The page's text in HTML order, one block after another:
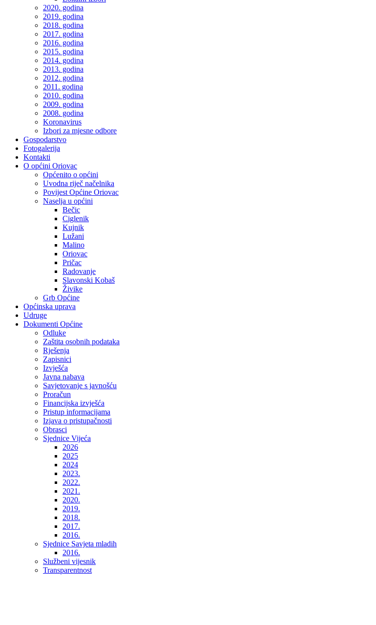
2020. godina
2019. godina
2018. godina
2017. godina
2016. godina
2015. godina
2014. godina
2013. godina
2012. godina
2011. godina
2010. godina
2009. godina
2008. godina
Koronavirus
Izbori za mjesne odbore
Gospodarstvo
Fotogalerija
Kontakti
O općini Oriovac
Općenito o općini
Uvodna riječ načelnika
Povijest Općine Oriovac
Naselja u općini
Bečic
Ciglenik
Kujnik
Lužani
Malino
Oriovac
Pričac
Radovanje
Slavonski Kobaš
Živike
Grb Općine
Općinska uprava
Udruge
Dokumenti Općine
Odluke
Zaštita osobnih podataka
Rješenja
Zapisnici
Izvješća
Javna nabava
Savjetovanje s javnošću
Proračun
Financijska izvješća
Pristup informacijama
Izjava o pristupačnosti
Obrasci
Sjednice Vijeća
2026
2025
2024
2023.
2022.
2021.
2020.
2019.
2018.
2017.
2016.
Sjednice Savjeta mladih
2016.
Službeni vijesnik
Transparentnost